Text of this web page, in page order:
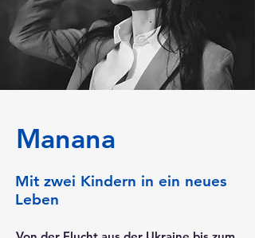
Manana
Mit zwei Kindern in ein neues
Leben